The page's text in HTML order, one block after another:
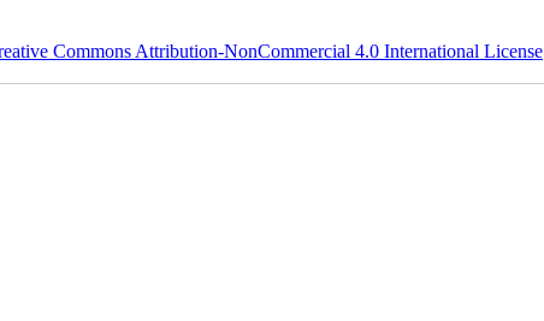
Commons Attribution-NonCommercial 4.0 International License